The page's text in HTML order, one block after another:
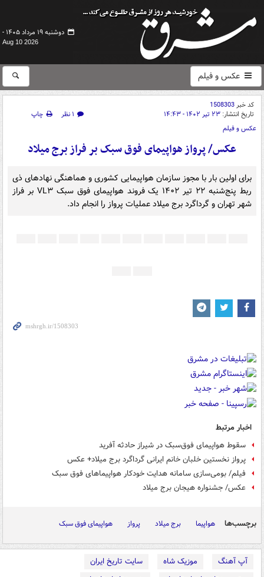
دوشنبه ۱۹ مرداد ۱۴۰۵ -
Aug 10 2026
عکس و فیلم
کد خبر1508303
تاریخ انتشار: ۲۳ تیر ۱۴۰۲ - ۱۴:۴۳ ۱ نظر
چاپ
عکس و فیلم
عکس/ پرواز هواپیمای فوق سبک بر فراز برج میلاد
برای اولین بار با مجوز سازمان هواپیمایی کشوری و هماهنگی نهادهای ذی
ربط پنج‌شنبه ۲۲ تیر ۱۴۰۲ یک فروند هواپیمای فوق سبک VL۳ بر فراز
شهر تهران و گرداگرد برج میلاد عملیات پرواز را انجام داد.
اخبار مرتبط
سقوط هواپیمای فوق‌سبک در شیراز حادثه آفرید
پرواز نخستین خلبان خانم ایرانی گرداگرد برج میلاد+ عکس
فیلم/ بومی‌سازی سامانه هدایت خودکار هواپیماهای فوق سبک
عکس/ جشنواره هیجان برج میلاد
برچسب‌ها هواپیما برج میلاد پرواز هواپیمای فوق سبک
آپ آهنگ موزیک شاه
سایت تاریخ ایران